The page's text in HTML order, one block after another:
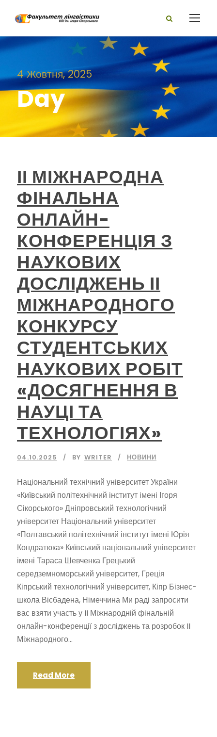
4 Жовтня, 2025
Day
ІІ МІЖНАРОДНА
ФІНАЛЬНА
ОНЛАЙН-
КОНФЕРЕНЦІЯ З
НАУКОВИХ
ДОСЛІДЖЕНЬ ІІ
МІЖНАРОДНОГО
КОНКУРСУ
СТУДЕНТСЬКИХ
НАУКОВИХ РОБІТ
«ДОСЯГНЕННЯ В
НАУЦІ ТА
ТЕХНОЛОГІЯХ»
04.10.2025 BY WRITER НОВИНИ
Національний технічний університет України
«Київський політехнічний інститут імені Ігоря
Сікорського» Дніпровський технологічний
університет Національний університет
«Полтавський політехнічний інститут імені Юрія
Кондратюка» Київський національний університет
імені Тараса Шевченка Грецький
середземноморський університет, Греція
Кіпрський технологічний університет, Кіпр Бізнес-
школа Вісбадена, Німеччина Ми раді запросити
вас взяти участь у II Міжнародній фінальній
онлайн-конференції з досліджень та розробок II
Міжнародного...
Read More